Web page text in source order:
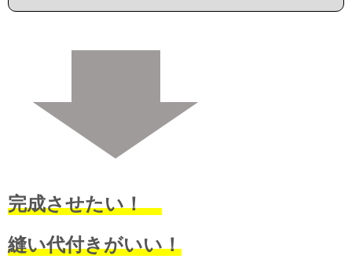
完成させたい！
縫い代付きがいい！